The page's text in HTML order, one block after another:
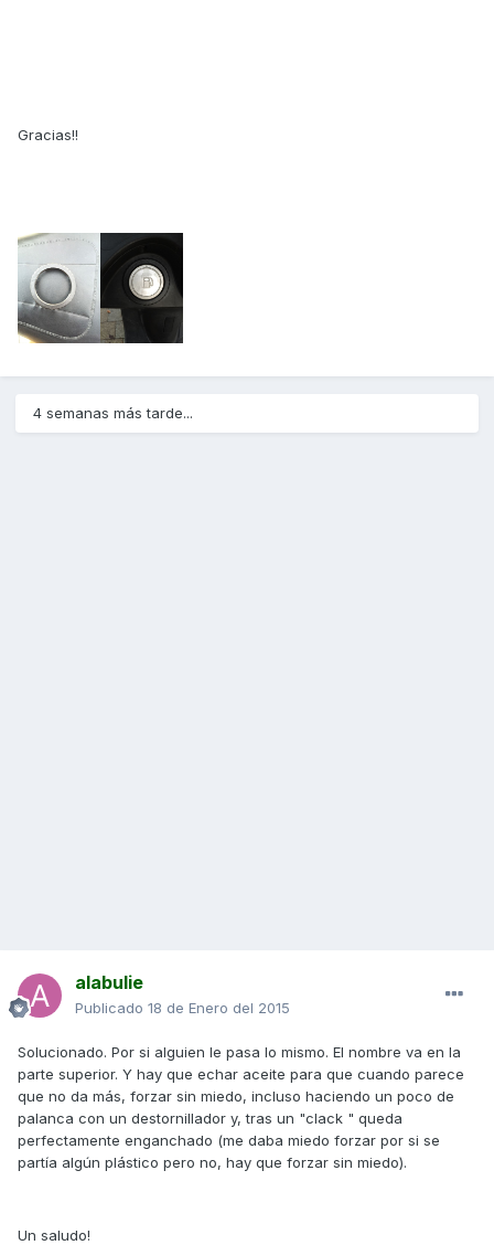
Gracias!!
4 semanas más tarde...
alabulie
Publicado 18 de Enero del 2015
Solucionado. Por si alguien le pasa lo mismo. El nombre va en la
parte superior. Y hay que echar aceite para que cuando parece
que no da más, forzar sin miedo, incluso haciendo un poco de
palanca con un destornillador y, tras un "clack " queda
perfectamente enganchado (me daba miedo forzar por si se
partía algún plástico pero no, hay que forzar sin miedo).
Un saludo!